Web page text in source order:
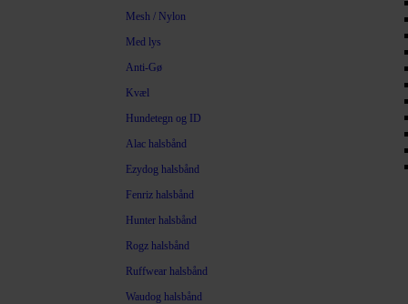
Mesh / Nylon
Med lys
Anti-Gø
Kvæl
Hundetegn og ID
Alac halsbånd
Ezydog halsbånd
Fenriz halsbånd
Hunter halsbånd
Rogz halsbånd
Ruffwear halsbånd
Waudog halsbånd